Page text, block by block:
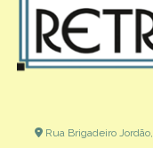
Rua Brigadeiro